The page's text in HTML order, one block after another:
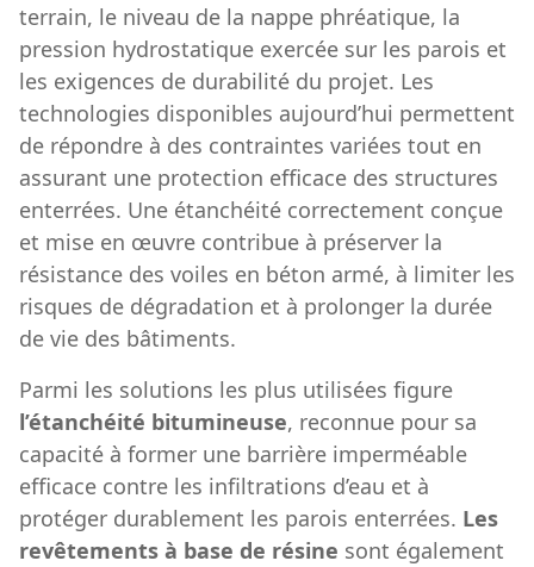
terrain, le niveau de la nappe phréatique, la
pression hydrostatique exercée sur les parois et
les exigences de durabilité du projet. Les
technologies disponibles aujourd’hui permettent
de répondre à des contraintes variées tout en
assurant une protection efficace des structures
enterrées. Une étanchéité correctement conçue
et mise en œuvre contribue à préserver la
résistance des voiles en béton armé, à limiter les
risques de dégradation et à prolonger la durée
de vie des bâtiments.
Parmi les solutions les plus utilisées figure
l’étanchéité bitumineuse, reconnue pour sa
capacité à former une barrière imperméable
efficace contre les infiltrations d’eau et à
protéger durablement les parois enterrées. Les
revêtements à base de résine sont également